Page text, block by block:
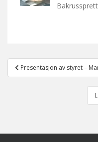
Post
navigation
Presentasjon av styret –